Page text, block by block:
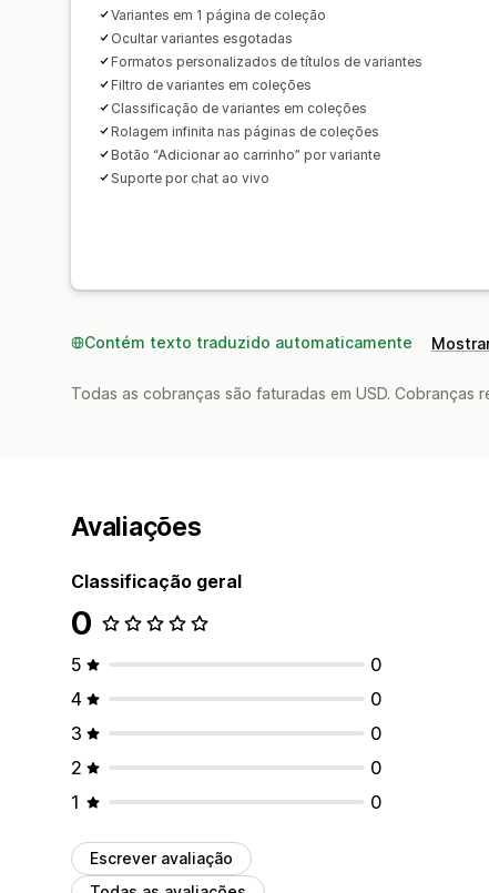
Variantes em 1 página de coleção
Ocultar variantes esgotadas
Formatos personalizados de títulos de variantes
Filtro de variantes em coleções
Classificação de variantes em coleções
Rolagem infinita nas páginas de coleções
Botão “Adicionar ao carrinho” por variante
Suporte por chat ao vivo
Contém texto traduzido automaticamente
Todas as cobranças são faturadas em USD.
Avaliações
Classificação geral
0
5
0
4
0
3
0
2
0
1
0
Escrever avaliação